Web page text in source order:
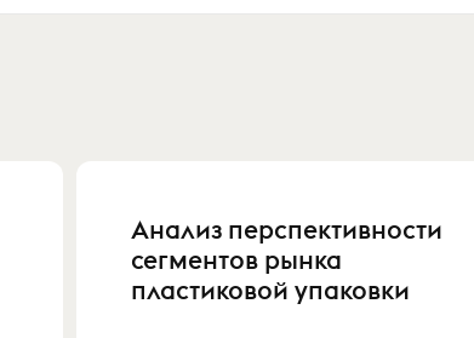
Анализ перспективности
сегментов рынка
пластиковой упаковки